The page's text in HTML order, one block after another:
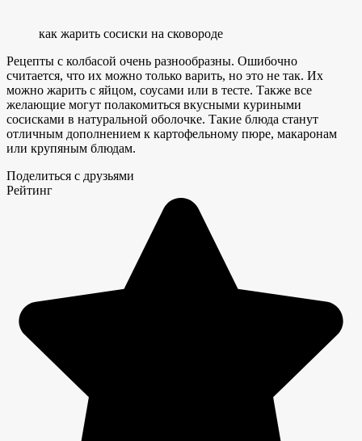
как жарить сосиски на сковороде
Рецепты с колбасой очень разнообразны. Ошибочно
считается, что их можно только варить, но это не так. Их
можно жарить с яйцом, соусами или в тесте. Также все
желающие могут полакомиться вкусными куриными
сосисками в натуральной оболочке. Такие блюда станут
отличным дополнением к картофельному пюре, макаронам
или крупяным блюдам.
Поделиться с друзьями
Рейтинг